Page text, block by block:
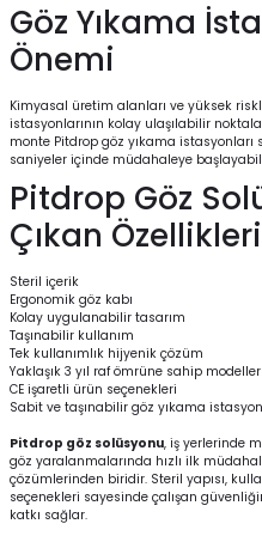
Göz Yıkama
Önemi
Kimyasal üretim alanları ve yüksek
istasyonlarının kolay ulaşılabilir
monte Pitdrop göz yıkama
saniyeler içinde müdahaleye
Pitdrop Göz
Çıkan Özellikleri
Steril içerik
Ergonomik göz kabı
Kolay uygulanabilir tasarım
Taşınabilir kullanım
Tek kullanımlık hijyenik çözüm
Yaklaşık 3 yıl raf ömrüne sahip modeller
CE işaretli ürün seçenekleri
Sabit ve taşınabilir göz yıkama
Pitdrop göz solüsyonu, iş yerlerinde
göz yaralanmalarında hızlı ilk
çözümlerinden biridir. Steril yapısı,
seçenekleri sayesinde çalışan
katkı sağlar.